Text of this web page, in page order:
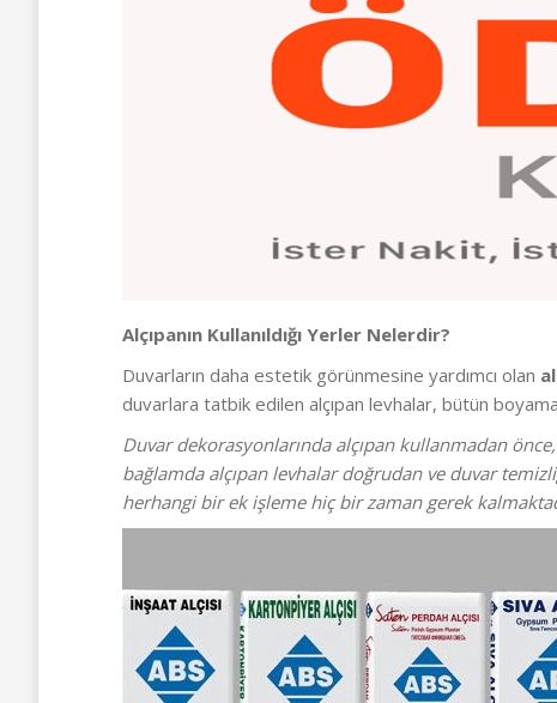
Alçıpanın Kullanıldığı Yerler Nelerdir?
Duvarların daha estetik görünmesine yardımcı olan
duvarlara tatbik edilen alçıpan levhalar, bütün
Duvar dekorasyonlarında alçıpan kullanmadan
bağlamda alçıpan levhalar doğrudan ve duvar
herhangi bir ek işleme hiç bir zaman gerek